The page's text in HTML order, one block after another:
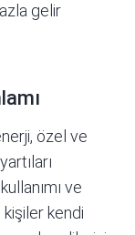
gelir
özel ve
ve
kişiler kendi